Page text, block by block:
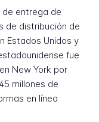
entrega de
de distribución de
Estados Unidos y
fue
New York por
millones de
en línea